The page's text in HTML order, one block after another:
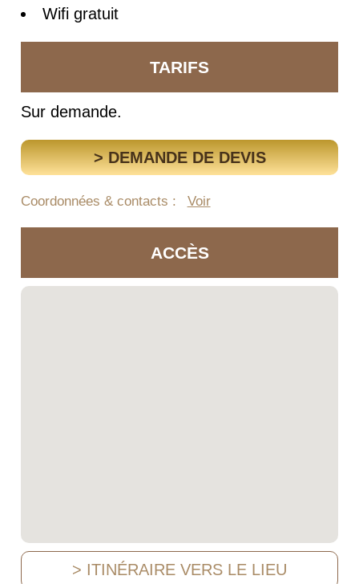
Wifi gratuit
TARIFS
Sur demande.
> DEMANDE DE DEVIS
Coordonnées & contacts : Voir
ACCÈS
> ITINÉRAIRE VERS LE LIEU